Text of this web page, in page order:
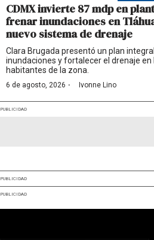
CDMX invierte 87 mdp en
frenar inundaciones en
nuevo sistema de drenaje
Clara Brugada presentó un plan
inundaciones y fortalecer el drenaje en
habitantes de la zona.
6 de agosto, 2026 · Ivonne Lino
PUBLICIDAD
PUBLICIDAD
PUBLICIDAD